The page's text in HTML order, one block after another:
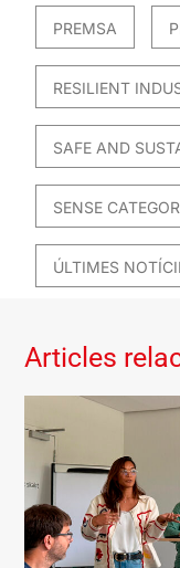
PREMSA
RESILIENT
SAFE AND
SENSE
ÚLTIMES
Articles